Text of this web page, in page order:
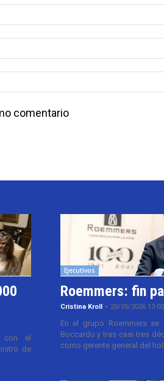
comentario
con el
de
Ejecutivos
Roemmers: fin
Cristina Kroll - 20/05/2026 13:00
En el grupo Roemmers
Boccardo y tras casi tres
como gerente general del